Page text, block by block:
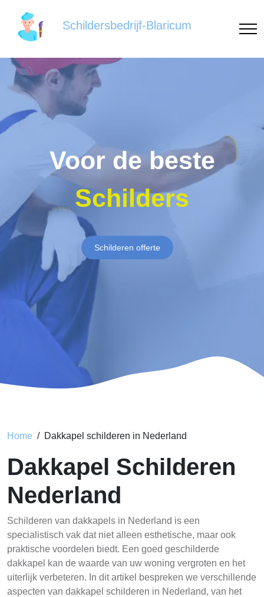
Schildersbedrijf-Blaricum
Voor de beste
Schilders
Schilderen offerte
Home Dakkapel schilderen in Nederland
Dakkapel Schilderen
Nederland
Schilderen van dakkapels in Nederland is een
specialistisch vak dat niet alleen esthetische, maar ook
praktische voordelen biedt. Een goed geschilderde
dakkapel kan de waarde van uw woning vergroten en het
uiterlijk verbeteren. In dit artikel bespreken we verschillende
aspecten van dakkapel schilderen in Nederland, van het